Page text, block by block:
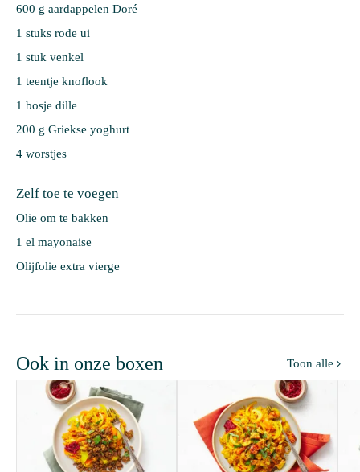
600 g aardappelen Doré
1 stuks rode ui
1 stuk venkel
1 teentje knoflook
1 bosje dille
200 g Griekse yoghurt
4 worstjes
Zelf toe te voegen
Olie om te bakken
1 el mayonaise
Olijfolie extra vierge
Ook in onze boxen Toon alle 